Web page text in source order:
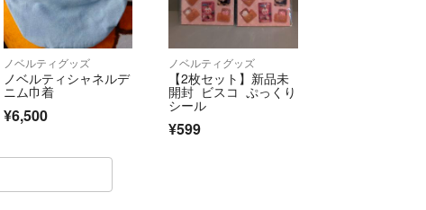
なります ご理解の上ご購入宜しくお願い致します
とさせていただきます
はいません
事をしている為 コメントが遅くなることがありま
さい
す
ノベルティグッズ
ノベルティシャネルデ
ニム巾着
¥6,500
ノベルティグッズ
【2枚セット】新品未
開封 ビスコ ぷっくり
シール
¥599